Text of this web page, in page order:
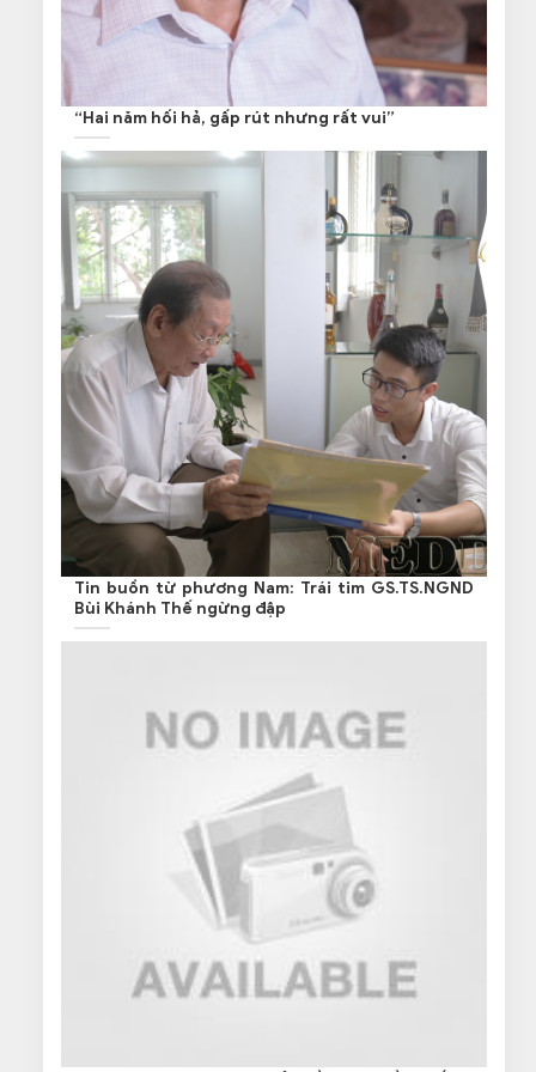
“Hai năm hối hả, gấp rút nhưng rất vui”
Tin buồn từ phương Nam: Trái tim GS.TS.NGND
Bùi Khánh Thế ngừng đập